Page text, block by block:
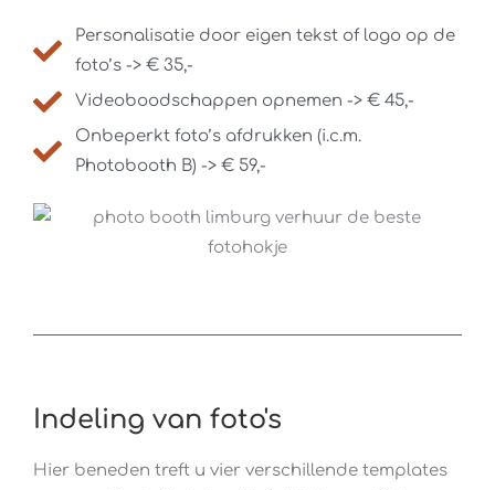
Personalisatie door eigen tekst of logo op de
foto’s -> € 35,-
Videoboodschappen opnemen -> € 45,-
Onbeperkt foto’s afdrukken (i.c.m.
Photobooth B) -> € 59,-
Indeling van foto's
Hier beneden treft u vier verschillende templates